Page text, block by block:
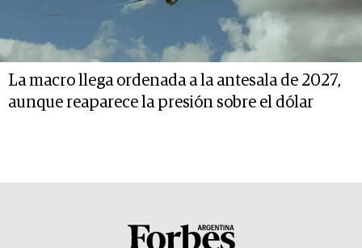
La macro llega ordenada a la antesala de 2027,
aunque reaparece la presión sobre el dólar